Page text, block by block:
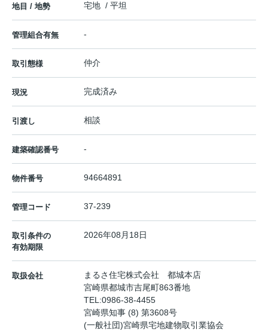
地目 / 地勢 宅地 / 平坦
管理組合有無 -
取引態様 仲介
現況 完成済み
引渡し 相談
建築確認番号 -
物件番号 94664891
管理コード 37-239
取引条件の
有効期限
2026年08月18日
取扱会社
まるさ住宅株式会社 都城本店
宮崎県都城市吉尾町863番地
TEL:0986-38-4455
宮崎県知事 (8) 第3608号
(一般社団)宮崎県宅地建物取引業協会